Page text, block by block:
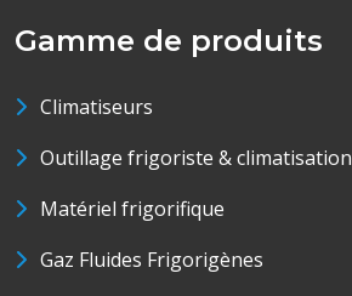
Gamme de produits
Climatiseurs
Outillage frigoriste & climatisation
Matériel frigorifique
Gaz Fluides Frigorigènes